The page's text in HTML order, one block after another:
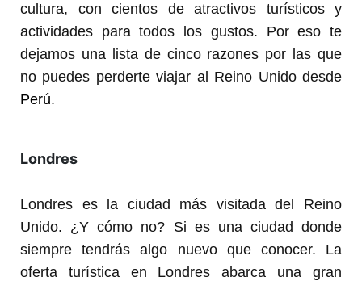
cultura, con cientos de atractivos turísticos y
actividades para todos los gustos. Por eso te
dejamos una lista de cinco razones por las que
no puedes perderte viajar al Reino Unido desde
Perú.
Londres
Londres es la ciudad más visitada del Reino
Unido. ¿Y cómo no? Si es una ciudad donde
siempre tendrás algo nuevo que conocer. La
oferta turística en Londres abarca una gran